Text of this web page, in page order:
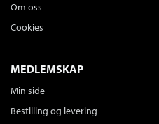
Om oss
Cookies
MEDLEMSKAP
Min side
Bestilling og levering